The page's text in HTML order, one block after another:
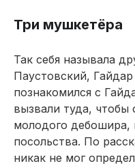
Три мушкетёра
Так себя называла
Паустовский,
познакомился с
вызвали туда, чтобы
молодого дебошира,
посольства. По
никак не мог